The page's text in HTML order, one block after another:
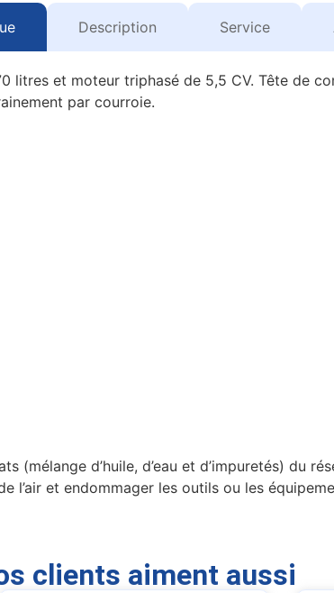
Description Service
litres et moteur triphasé de 5,5 CV. Tête de
par courroie.
(mélange d’huile, d’eau et d’impuretés) du
l’air et endommager les outils ou les
clients aiment aussi